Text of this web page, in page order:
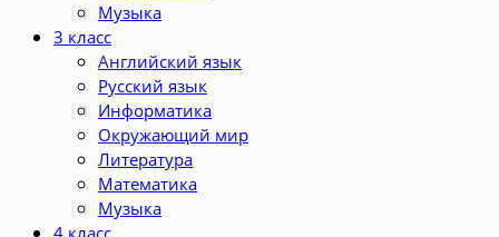
Музыка
3 класс
Английский язык
Русский язык
Информатика
Окружающий мир
Литература
Математика
Музыка
4 класс